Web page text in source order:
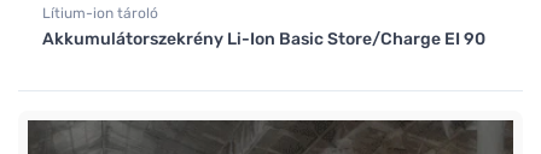
Lítium-ion tároló
Akkumulátorszekrény Li-Ion Basic Store/Charge EI 90